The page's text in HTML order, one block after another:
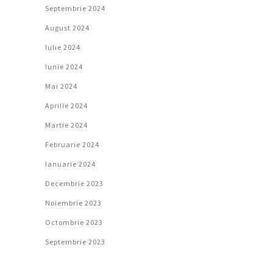
Septembrie 2024
August 2024
Iulie 2024
Iunie 2024
Mai 2024
Aprilie 2024
Martie 2024
Februarie 2024
Ianuarie 2024
Decembrie 2023
Noiembrie 2023
Octombrie 2023
Septembrie 2023